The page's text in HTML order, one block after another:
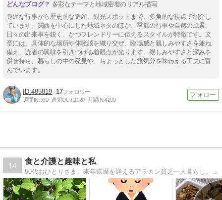
多彩なテーマと地域密着のリアル描写
身近な行事から歴史的な遺産、観光スポットまで、多角的な視点で紹介し
ています。関西を中心にした地域ネタのほか、季節の行事や自然の風景、
日々の出来事を鋭く、かつフレンドリーに伝えるスタイルが特徴です。文
章には、具体的な場所や体験談を織り交ぜ、臨場感と親しみやすさを兼ね
備え、読者の興味を引きつける着眼点が光ります。親しみやすさと深みを
併せ持ち、暮らしの中の発見や、ちょっとした旅気分を味わえる工夫に富
んでいます。
485819 17
週間IN:930 週間OUT:1120 月間IN:4200
14
食と介護と趣味と私